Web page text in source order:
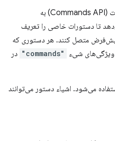
رابط برنامه‌نویسی کاربردی دستورات (Commands API) به
تا دستورات خاصی را تعریف
پیش‌فرض متصل کنند. هر دستوری که
ویژگی‌های شیء
"commands"
در
می‌شود. اشیاء دستور می‌توانند